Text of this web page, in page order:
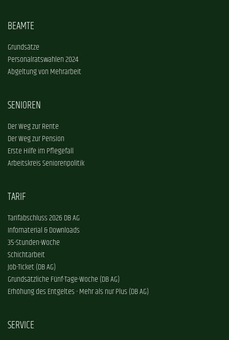
BEAMTE
Grundsätze
Personalratswahlen 2024
Abgeltung von Mehrarbeit
SENIOREN
Der Weg zur Rente
Der Weg zur Pension
Erste Hilfe im Pflegefall
Arbeitskreis Seniorenpolitik
TARIF
Tarifabschluss 2026 DB AG
Infomaterial & Downloads
35-Stunden-Woche
Schichtarbeit
Job-Ticket (DB AG)
Grundsätzliche Fünf-Tage-Woche (DB AG)
Erhöhung des Entgeltes - Mehr als nur Plus (DB AG)
SERVICE